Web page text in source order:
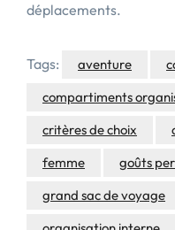
déplacements.
Tags: aventure
compartiments
critères de choix
femme
goûts
grand sac de voyage